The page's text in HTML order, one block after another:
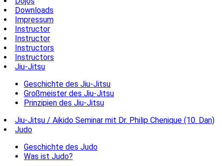
Downloads
Impressum
Instructor
Instructor
Instructors
Instructors
Jiu-Jitsu
Geschichte des Jiu-Jitsu
Großmeister des Jiu-Jitsu
Prinzipien des Jiu-Jitsu
Jiu-Jitsu / Aikido Seminar mit Dr. Philip Chenique (10. Dan)
Judo
Geschichte des Judo
Was ist Judo?